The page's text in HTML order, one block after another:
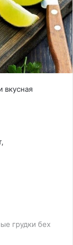
вкусная
грудки бех